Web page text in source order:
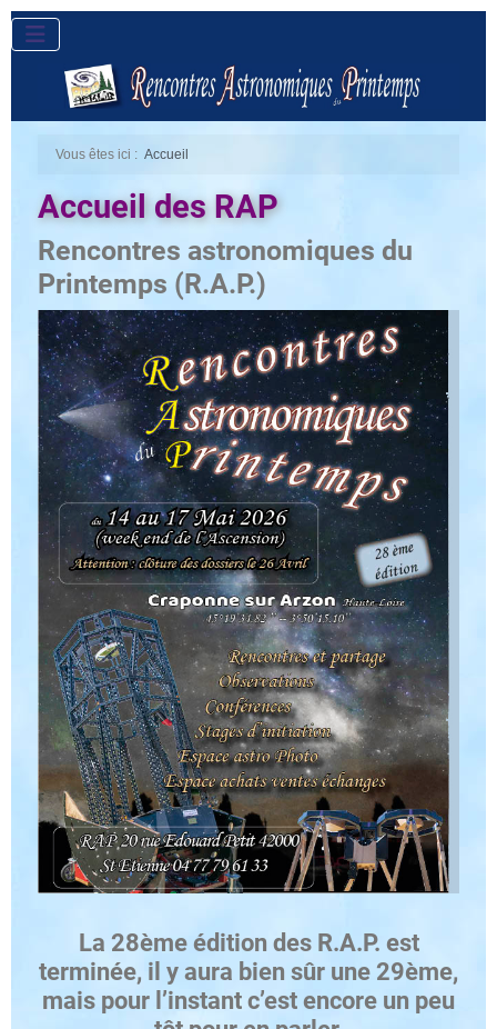
Vous êtes ici : Accueil
Accueil des RAP
Rencontres astronomiques du
Printemps (R.A.P.)
La 28ème édition des R.A.P. est
terminée, il y aura bien sûr une 29ème,
mais pour l’instant c’est encore un peu